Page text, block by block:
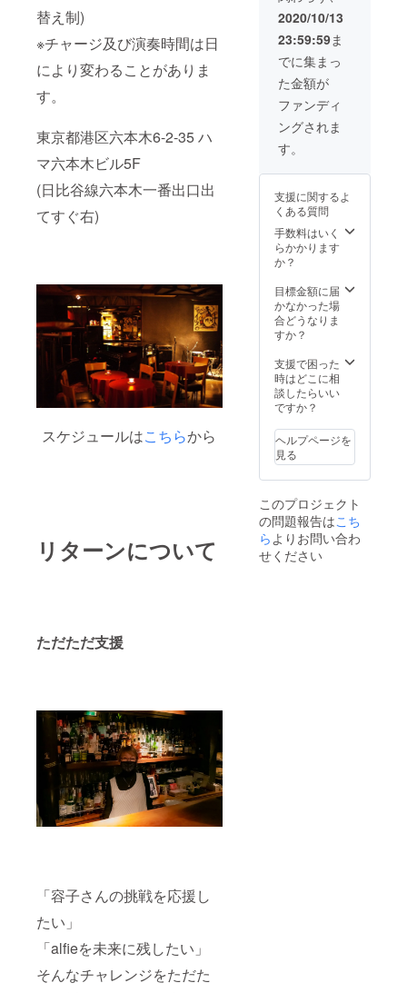
替え制)
※チャージ及び演奏時間は日
により変わることがありま
す。
東京都港区六本木6-2-35 ハ
マ六本木ビル5F
(日比谷線六本木一番出口出
てすぐ右)
スケジュールはこちらから
リターンについて
ただただ支援
「容子さんの挑戦を応援し
たい」
「alfieを未来に残したい」
そんなチャレンジをただた
非常に
少な
く、大
変貴重
なモデ
ルで
す。
2020/10/13
23:59:59ま
でに集まっ
た金額が
ファンディ
ングされま
す。
支援に関するよ
くある質問
手数料はいく
らかかります
か？
目標金額に届
かなかった場
合どうなりま
すか？
支援で困った
時はどこに相
談したらいい
ですか？
ヘルプページを
見る
このプロジェクト
の問題報告はこち
ら よりお問い合わ
せください